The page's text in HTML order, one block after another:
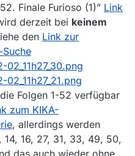
Finale Furioso (1)” Link
derzeit bei keinem
den Link zur
Folgen 1-52 verfügbar
zum KIKA-
, allerdings werden
16, 27, 31, 33, 49, 50,
das auch wieder ohne